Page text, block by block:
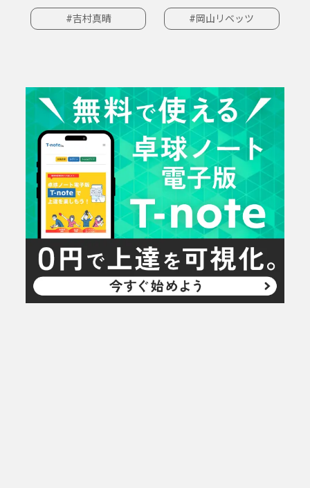
#吉村真晴 #岡山リベッツ